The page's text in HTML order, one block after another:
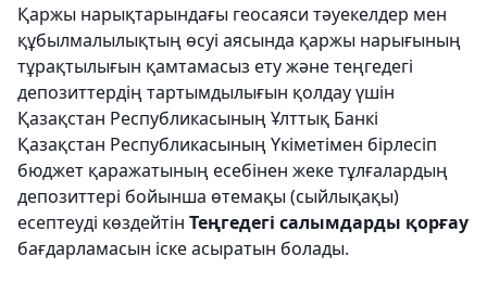
Қаржы нарықтарындағы геосаяси тәуекелдер мен
құбылмалылықтың өсуі аясында қаржы нарығының
тұрақтылығын қамтамасыз ету және теңгедегі
депозиттердің тартымдылығын қолдау үшін
Қазақстан Республикасының Ұлттық Банкі
Қазақстан Республикасының Үкіметімен бірлесіп
бюджет қаражатының есебінен жеке тұлғалардың
депозиттері бойынша өтемақы (сыйлықақы)
есептеуді көздейтін Теңгедегі салымдарды қорғау
бағдарламасын іске асыратын болады.